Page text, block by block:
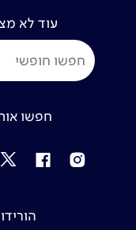
עוד לא
חפשו
Instagram
Facebook
Twitter